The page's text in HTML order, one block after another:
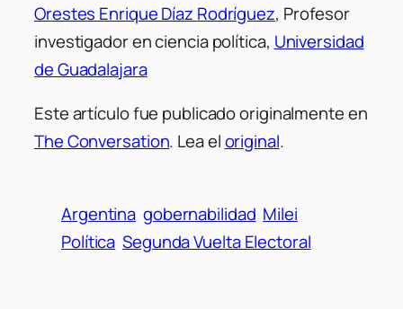
Orestes Enrique Díaz Rodríguez, Profesor
investigador en ciencia política, Universidad
de Guadalajara
Este artículo fue publicado originalmente en
The Conversation. Lea eloriginal.
Argentina gobernabilidad Milei
Política Segunda Vuelta Electoral